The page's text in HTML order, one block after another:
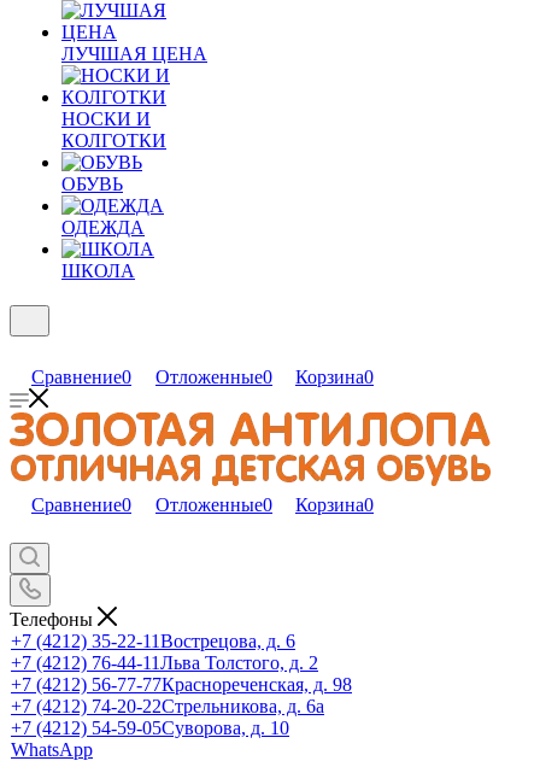
ЛУЧШАЯ ЦЕНА
НОСКИ И
КОЛГОТКИ
ОБУВЬ
ОДЕЖДА
ШКОЛА
Сравнение0 Отложенные0 Корзина0
Сравнение0 Отложенные0 Корзина0
Телефоны
+7 (4212) 35-22-11Вострецова, д. 6
+7 (4212) 76-44-11Льва Толстого, д. 2
+7 (4212) 56-77-77Краснореченская, д. 98
+7 (4212) 74-20-22Стрельникова, д. 6а
+7 (4212) 54-59-05Суворова, д. 10
WhatsApp